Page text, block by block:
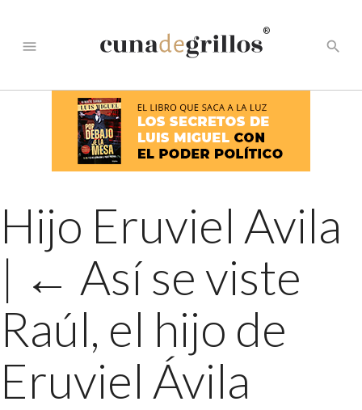
menu
®
search
Hijo Eruviel Avila
| ← Así se viste
Raúl, el hijo de
Eruviel Ávila